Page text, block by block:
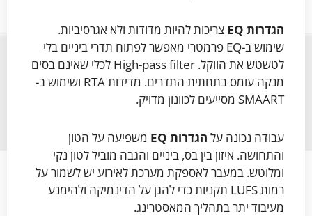
הגדרות EQ
צריכות להיות מדודות ולא אגרסיביות.
שימוש ב-EQ פרמטרי מאפשר לפתוח תדרי ביניים בלי
לטשטש את הווקל. High-pass filter לכלי שאינם בסים
מנקה עומס בתחתית התדרים. מדידות RTA ושימוש ב-
SMAART מסייעים לכוונון מדויק.
עבודה נכונה על הגדרות EQ
משפיעה על הטון
והתחושה. איזון בין בס, ביניים והגבה מוביל לטון נקי
ומלוטש. במעבר לאספקת מערכת לאירוע יש לשמור על
רמות LUFS תקניות כדי להגן על הדינמיקה ולהימנע
מעיבוד יתר בתהליך המאסטרינג.